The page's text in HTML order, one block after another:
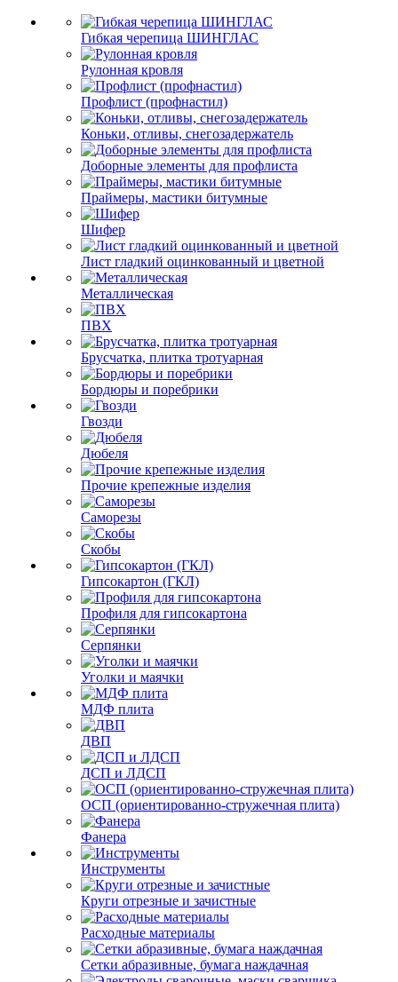
Гибкая черепица ШИНГЛАС
Рулонная кровля
Профлист (профнастил)
Коньки, отливы, снегозадержатель
Доборные элементы для профлиста
Праймеры, мастики битумные
Шифер
Лист гладкий оцинкованный и цветной
Металлическая
ПВХ
Брусчатка, плитка тротуарная
Бордюры и поребрики
Гвозди
Дюбеля
Прочие крепежные изделия
Саморезы
Скобы
Гипсокартон (ГКЛ)
Профиля для гипсокартона
Серпянки
Уголки и маячки
МДФ плита
ДВП
ДСП и ЛДСП
ОСП (ориентированно-стружечная плита)
Фанера
Инструменты
Круги отрезные и зачистные
Расходные материалы
Сетки абразивные, бумага наждачная